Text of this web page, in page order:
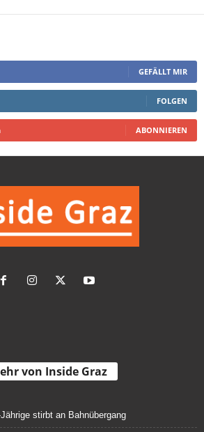
GEFÄLLT MIR
FOLGEN
ABONNIEREN
von Inside Graz
stirbt an Bahnübergang